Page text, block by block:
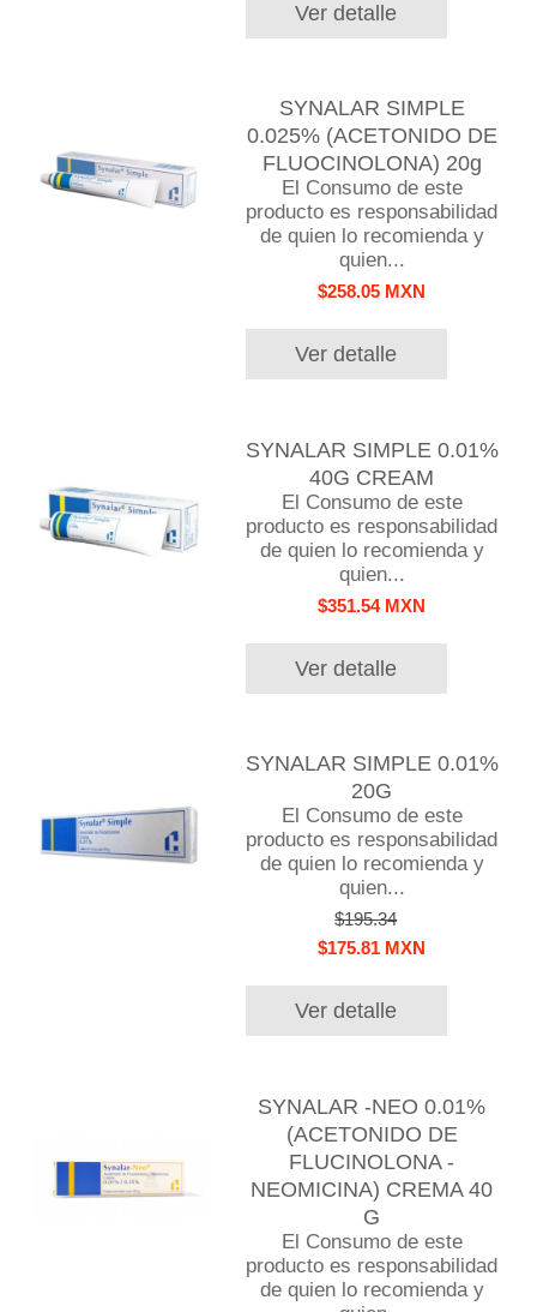
Ver detalle
SYNALAR SIMPLE
0.025% (ACETONIDO DE
FLUOCINOLONA) 20g
El Consumo de este
producto es responsabilidad
de quien lo recomienda y
quien...
$258.05 MXN
Ver detalle
SYNALAR SIMPLE 0.01%
40G CREAM
El Consumo de este
producto es responsabilidad
de quien lo recomienda y
quien...
$351.54 MXN
Ver detalle
SYNALAR SIMPLE 0.01%
20G
El Consumo de este
producto es responsabilidad
de quien lo recomienda y
quien...
$195.34
$175.81 MXN
Ver detalle
SYNALAR -NEO 0.01%
(ACETONIDO DE
FLUCINOLONA -
NEOMICINA) CREMA 40
G
El Consumo de este
producto es responsabilidad
de quien lo recomienda y